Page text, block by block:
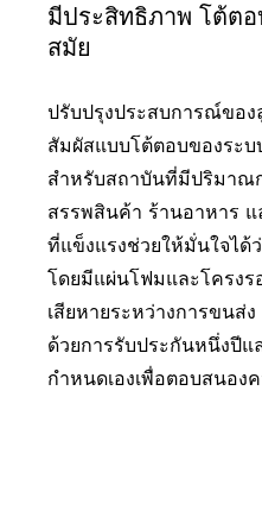
มีประสิทธิภาพ โต้ต
สมัย
ปรับปรุงประสบการณ์ของ
สัมผัสแบบโต้ตอบของระบ
สำหรับสถาบันที่มีปริมาณ
สรรพสินค้า ร้านอาหาร
ที่แข็งแรงช่วยให้มั่นใจได้
โดยมีแผ่นโฟมและโครงร
เสียหายระหว่างการขนส่
ด้วยการรับประกันหนึ่งปี
กำหนดเองเพื่อตอบสนอง